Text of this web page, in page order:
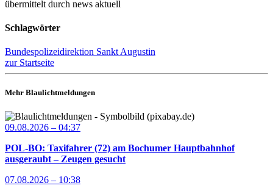
übermittelt durch news aktuell
Schlagwörter
Bundespolizeidirektion Sankt Augustin
zur Startseite
Mehr Blaulichtmeldungen
09.08.2026 – 04:37
POL-BO: Taxifahrer (72) am Bochumer Hauptbahnhof
ausgeraubt – Zeugen gesucht
07.08.2026 – 10:38